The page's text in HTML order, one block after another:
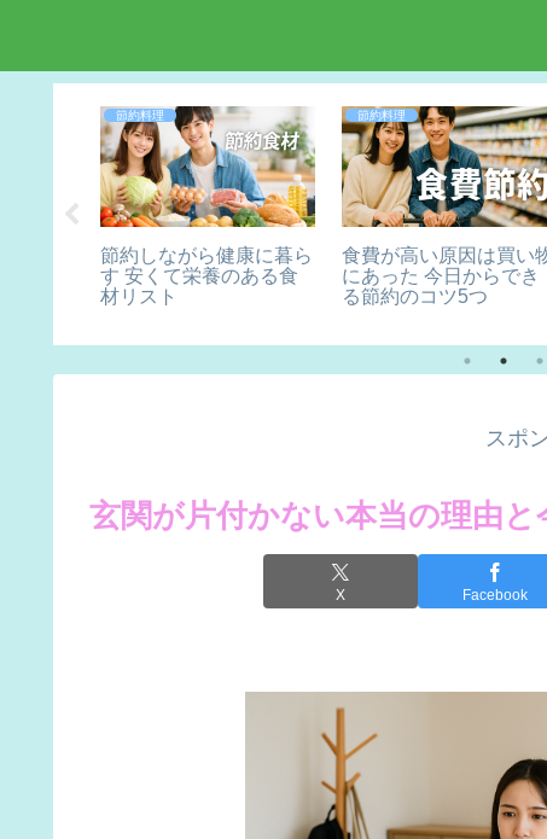
節約料理
節約しながら健康に暮ら
す 安くて栄養のある食
材リスト
節約料理
食費が高い原因は買い
にあった 今日からでき
る節約のコツ5つ
スポ
玄関が片付かない本当の理由
X Facebook